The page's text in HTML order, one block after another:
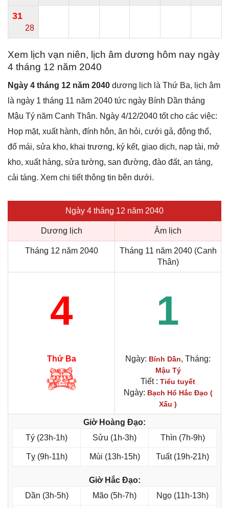
31
28
Xem lịch vạn niên, lịch âm dương hôm nay ngày
4 tháng 12 năm 2040
Ngày 4 tháng 12 năm 2040 dương lịch là Thứ Ba, lịch âm
là ngày 1 tháng 11 năm 2040 tức ngày Bính Dần tháng
Mậu Tý năm Canh Thân. Ngày 4/12/2040 tốt cho các việc:
Họp mặt, xuất hành, đính hôn, ăn hỏi, cưới gả, động thổ,
đổ mái, sửa kho, khai trương, ký kết, giao dịch, nạp tài, mở
kho, xuất hàng, sửa tường, san đường, đào đất, an táng,
cải táng. Xem chi tiết thông tin bên dưới.
Ngày 4 tháng 12 năm 2040
Dương lịch Âm lịch
Tháng 12 năm 2040
Tháng 11 năm 2040 (Canh
Thân)
4 1
Thứ Ba Ngày: Bính Dần, Tháng:
Mậu Tý
Tiết : Tiểu tuyết
Ngày: Bạch Hổ Hắc Đạo (
Xấu )
Giờ Hoàng Đạo:
Tý (23h-1h)
Sửu (1h-3h) Thìn (7h-9h)
Tỵ (9h-11h) Mùi (13h-15h) Tuất (19h-21h)
Giờ Hắc Đạo:
Dần (3h-5h)
Mão (5h-7h) Ngọ (11h-13h)